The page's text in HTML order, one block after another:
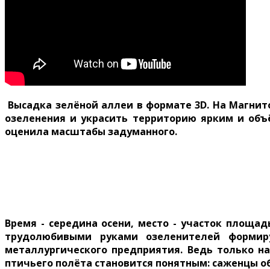
Высадка зелёной аллеи в формате 3D. На
озеленения и украсить территорию ярким и
оценила масштабы задуманного.
Время - середина осени, место - участок
трудолюбивыми руками озеленителей
металлургического предприятия. Ведь только
птичьего полёта становится понятным: саженцы